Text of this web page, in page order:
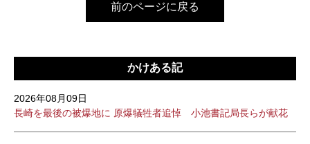
前のページに戻る
かけある記
2026年08月09日
長崎を最後の被爆地に 原爆犠牲者追悼 小池書記局長らが献花